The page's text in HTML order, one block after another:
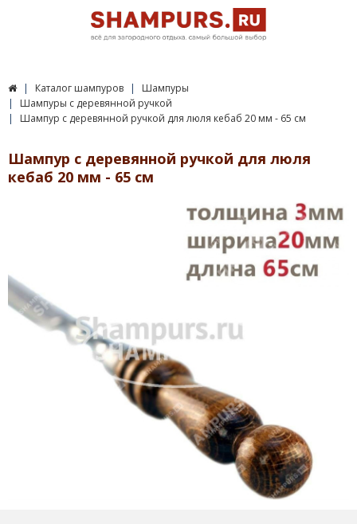
Каталог шампуров
Шампуры
Шампуры с деревянной ручкой
Шампур с деревянной ручкой для люля кебаб 20 мм - 65 см
Шампур с деревянной ручкой для люля
кебаб 20 мм - 65 см